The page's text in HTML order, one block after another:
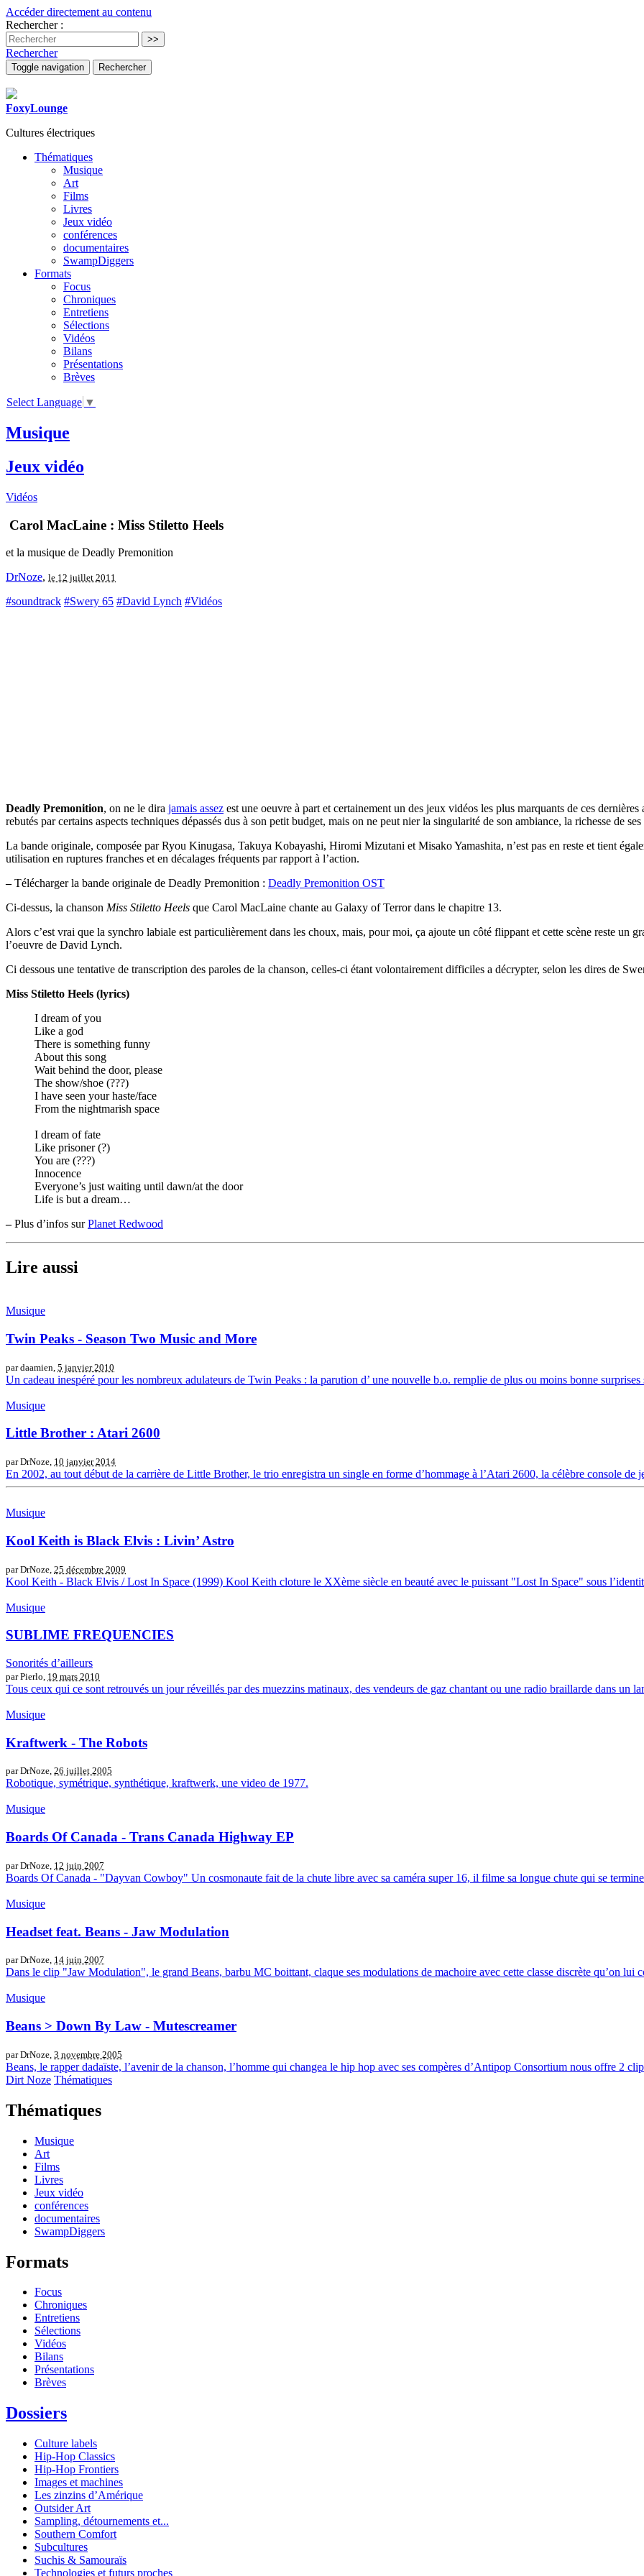
Accéder directement au contenu
Rechercher :
Rechercher
Toggle navigation Rechercher
FoxyLounge
Cultures électriques
Thématiques
Musique
Art
Films
Livres
Jeux vidéo
conférences
documentaires
SwampDiggers
Formats
Focus
Chroniques
Entretiens
Sélections
Vidéos
Bilans
Présentations
Brèves
Select Language ▼
Musique
Jeux vidéo
Vidéos
Carol MacLaine : Miss Stiletto Heels
et la musique de Deadly Premonition
DrNoze, le 12 juillet 2011
#soundtrack #Swery 65 #David Lynch #Vidéos
Deadly Premonition, on ne le dira jamais assez est une oeuvre à part et certainement un des jeux vidéos les plus marquants de ces
rebutés par certains aspects techniques dépassés dus à son petit budget, mais on ne peut nier la singularité de son ambiance, la richesse de
La bande originale, composée par Ryou Kinugasa, Takuya Kobayashi, Hiromi Mizutani et Misako Yamashita, n’est pas en reste et tient
utilisation en ruptures franches et en décalages fréquents par rapport à l’action.
–Télécharger la bande originale de Deadly Premonition : Deadly Premonition OST
Ci-dessus, la chanson Miss Stiletto Heels que Carol MacLaine chante au Galaxy of Terror dans le chapitre 13.
Alors c’est vrai que la synchro labiale est particulièrement dans les choux, mais, pour moi, ça ajoute un côté flippant et cette scène reste un
l’oeuvre de David Lynch.
Ci dessous une tentative de transcription des paroles de la chanson, celles-ci étant volontairement difficiles a décrypter, selon les dires de
Miss Stiletto Heels (lyrics)
I dream of you
Like a god
There is something funny
About this song
Wait behind the door, please
The show/shoe (???)
I have seen your haste/face
From the nightmarish space
I dream of fate
Like prisoner (?)
You are (???)
Innocence
Everyone’s just waiting until dawn/at the door
Life is but a dream…
–Plus d’infos surPlanet Redwood
Lire aussi
Musique
Twin Peaks - Season Two Music and More
par daamien, 5 janvier 2010
Un cadeau inespéré pour les nombreux adulateurs de Twin Peaks : la parution d’ une nouvelle b.o. remplie de plus ou moins bonne
Musique
Little Brother : Atari 2600
par DrNoze, 10 janvier 2014
En 2002, au tout début de la carrière de Little Brother, le trio enregistra un single en forme d’hommage à l’Atari 2600, la célèbre console de
Musique
Kool Keith is Black Elvis : Livin’ Astro
par DrNoze, 25 décembre 2009
Kool Keith - Black Elvis / Lost In Space (1999) Kool Keith cloture le XXème siècle en beauté avec le puissant "Lost In Space" sous
Musique
SUBLIME FREQUENCIES
Sonorités d’ailleurs
par Pierlo, 19 mars 2010
Tous ceux qui ce sont retrouvés un jour réveillés par des muezzins matinaux, des vendeurs de gaz chantant ou une radio braillarde dans un
Musique
Kraftwerk - The Robots
par DrNoze, 26 juillet 2005
Robotique, symétrique, synthétique, kraftwerk, une video de 1977.
Musique
Boards Of Canada - Trans Canada Highway EP
par DrNoze, 12 juin 2007
Boards Of Canada - "Dayvan Cowboy" Un cosmonaute fait de la chute libre avec sa caméra super 16, il filme sa longue chute qui se
Musique
Headset feat. Beans - Jaw Modulation
par DrNoze, 14 juin 2007
Dans le clip "Jaw Modulation", le grand Beans, barbu MC boittant, claque ses modulations de machoire avec cette classe discrète qu’on lui
Musique
Beans > Down By Law - Mutescreamer
par DrNoze, 3 novembre 2005
Beans, le rapper dadaïste, l’avenir de la chanson, l’homme qui changea le hip hop avec ses compères d’Antipop Consortium nous offre 2
Dirt Noze Thématiques
Thématiques
Musique
Art
Films
Livres
Jeux vidéo
conférences
documentaires
SwampDiggers
Formats
Focus
Chroniques
Entretiens
Sélections
Vidéos
Bilans
Présentations
Brèves
Dossiers
Culture labels
Hip-Hop Classics
Hip-Hop Frontiers
Images et machines
Les zinzins d’Amérique
Outsider Art
Sampling, détournements et...
Southern Comfort
Subcultures
Suchis & Samouraïs
Technologies et futurs proches